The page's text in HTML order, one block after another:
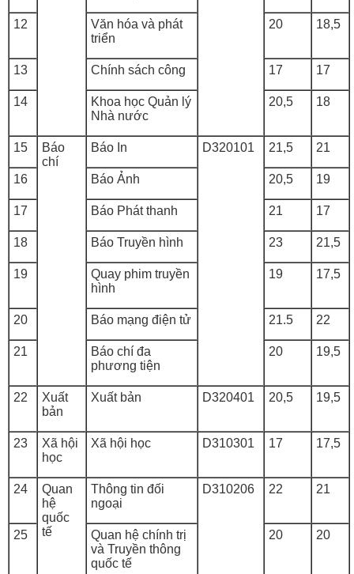
12
Văn hóa và phát
triển
20 18,5
13 Chính sách công 17 17
14
Khoa học Quản lý
Nhà nước
20,5 18
15
Báo
chí
Báo In D320101 21,5 21
16 Báo Ảnh 20,5 19
17 Báo Phát thanh 21 17
18 Báo Truyền hình 23 21,5
19
Quay phim truyền
hình
19 17,5
20 Báo mạng điện tử 21.5 22
21
Báo chí đa
phương tiện
20 19,5
22
Xuất
bản
Xuất bản D320401 20,5 19,5
23
Xã hội
học
Xã hội học D310301 17 17,5
24
Quan
hệ
quốc
tế
Thông tin đối
ngoại
D310206 22 21
25
Quan hệ chính trị
và Truyền thông
quốc tế
20 20